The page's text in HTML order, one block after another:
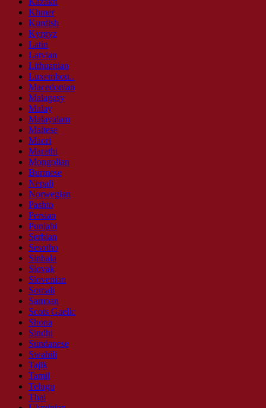
Khmer
Kurdish
Kyrgyz
Latin
Latvian
Lithuanian
Luxembou..
Macedonian
Malagasy
Malay
Malayalam
Maltese
Maori
Marathi
Mongolian
Burmese
Nepali
Norwegian
Pashto
Persian
Punjabi
Serbian
Sesotho
Sinhala
Slovak
Slovenian
Somali
Samoan
Scots Gaelic
Shona
Sindhi
Sundanese
Swahili
Tajik
Tamil
Telugu
Thai